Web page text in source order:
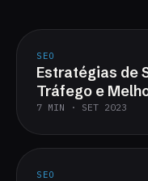
SEO
Estratégias de
Tráfego e
7 MIN · SET 2023
SEO